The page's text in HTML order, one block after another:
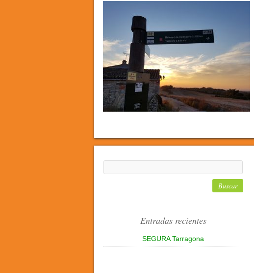
Entradas recientes
SEGURA Tarragona